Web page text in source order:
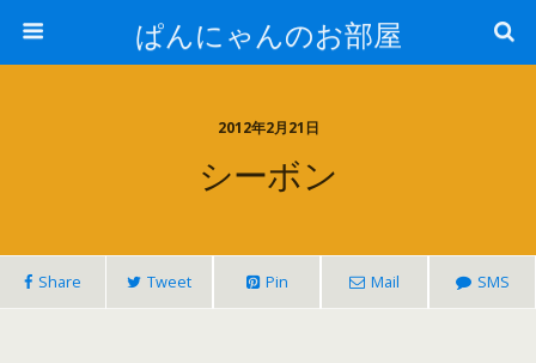
ぱんにゃんのお部屋
2012年2月21日
シーボン
Share Tweet Pin Mail SMS